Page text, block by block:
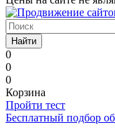
Найти
0
0
0
Корзина
Пройти тест
Бесплатный подбор